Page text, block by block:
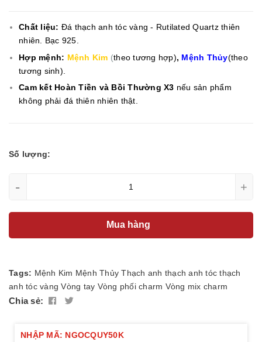
Chất liệu: Đá thạch anh tóc vàng - Rutilated Quartz thiên
nhiên. Bạc 925.
Hợp mệnh: Mệnh Kim (theo tương hợp), Mệnh Thủy(theo
tương sinh).
Cam kết Hoàn Tiền và Bồi Thường X3 nếu sản phẩm
không phải đá thiên nhiên thật.
Số lượng:
- +
Mua hàng
Tags: Mệnh Kim Mệnh Thủy Thạch anh thạch anh tóc thạch
anh tóc vàng Vòng tay Vòng phối charm Vòng mix charm
Chia sẻ:
NHẬP MÃ: NGOCQUY50K